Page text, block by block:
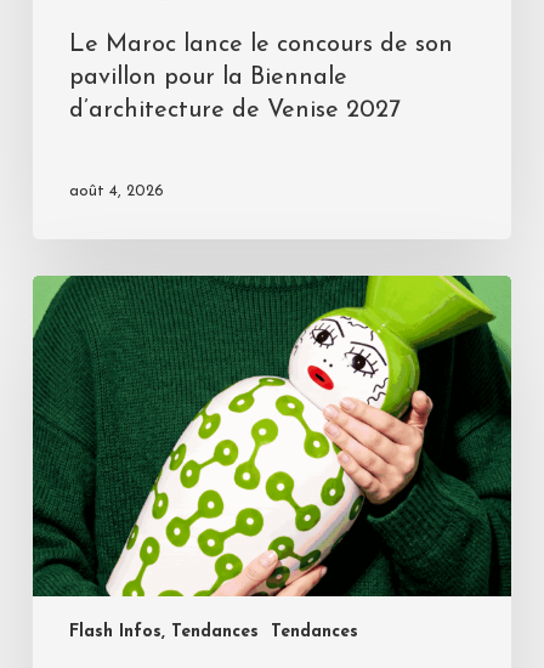
Le Maroc lance le concours de son
pavillon pour la Biennale
d’architecture de Venise 2027
août 4, 2026
Flash Infos, Tendances Tendances